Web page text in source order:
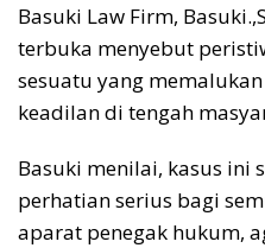
Basuki Law Firm,
terbuka menyebut
sesuatu yang
keadilan di tengah
Basuki menilai, kasus ini
perhatian serius bagi
aparat penegak hukum,